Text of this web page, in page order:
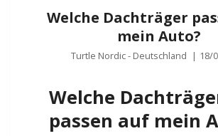
Welche Dachträger
mein Auto?
Turtle Nordic - Deutschland | 18/
Welche
passen auf mein